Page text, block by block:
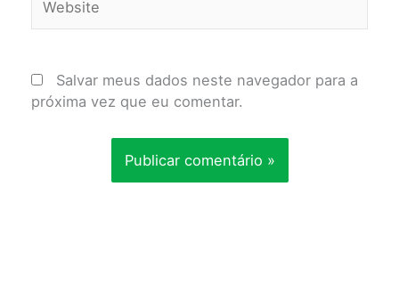
Salvar meus dados neste navegador para a
próxima vez que eu comentar.